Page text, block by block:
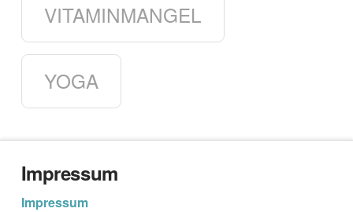
VITAMINMANGEL
YOGA
Impressum
Impressum